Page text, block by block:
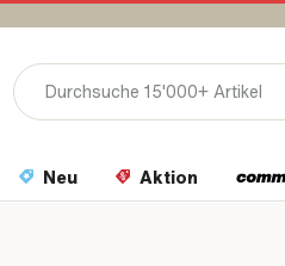
Neu Aktion